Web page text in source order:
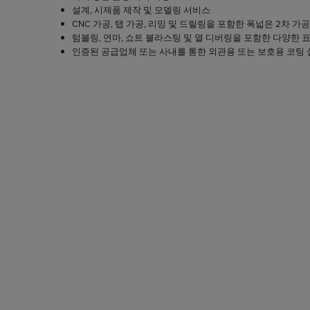
설계, 시제품 제작 및 모델링 서비스
CNC 가공, 탭 가공, 리밍 및 드릴링을 포함한 폭넓은 2차 가공
텀블링, 연마, 쇼트 블라스팅 및 열 디버링을 포함한 다양한
인증된 공급업체 또는 사내를 통한 외관용 또는 보호용 코팅